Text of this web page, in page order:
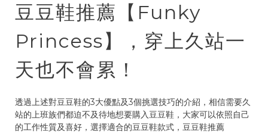
豆豆鞋推薦【Funky
Princess】，穿上久站一
天也不會累！
透過上述對豆豆鞋的3大優點及3個挑選技巧的介紹，相信需要久
站的上班族們都迫不及待地想要購入豆豆鞋，大家可以依照自己
的工作性質及喜好，選擇適合的豆豆鞋款式，豆豆鞋推薦